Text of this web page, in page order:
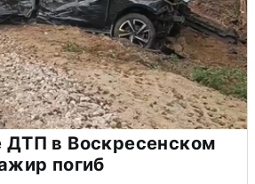
ДТП в Воскресенском
погиб